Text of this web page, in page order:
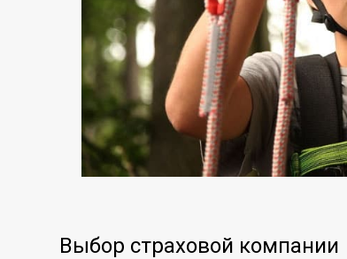
Выбор страховой компании